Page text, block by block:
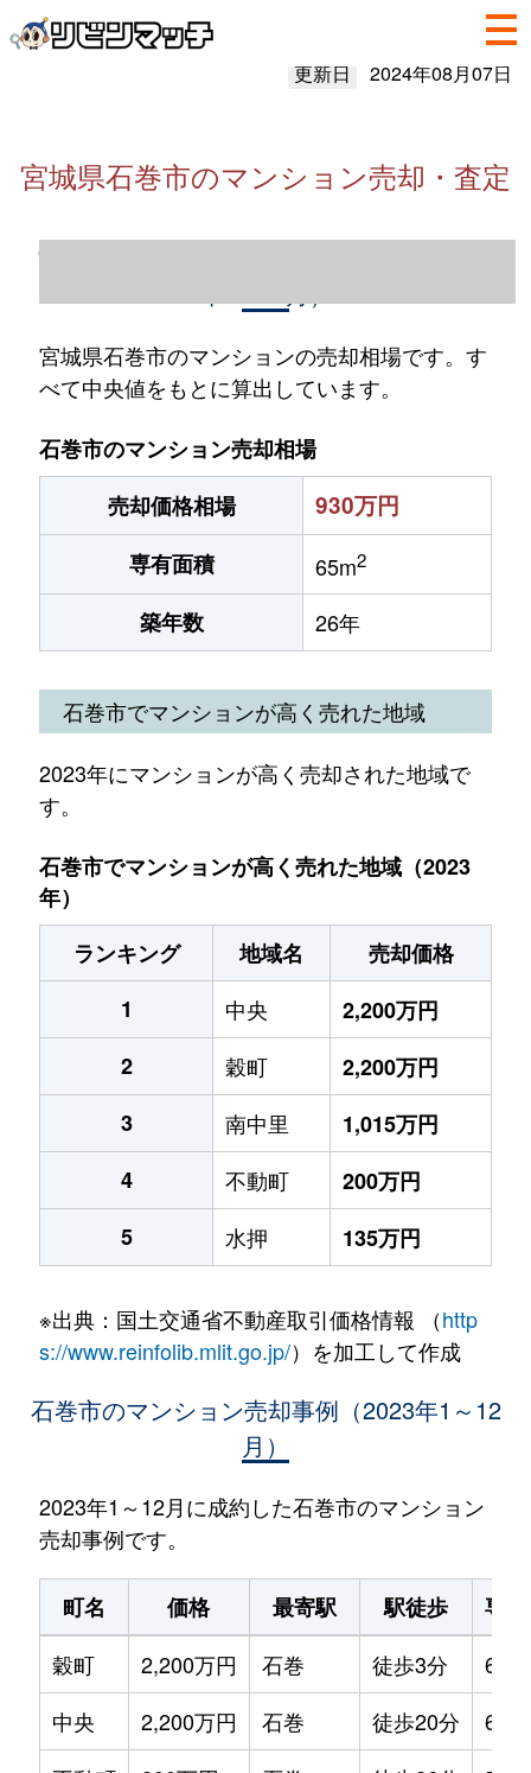
更新日 2024年08月07日
宮城県石巻市のマンション売却・査定
宮城県石巻市のマンション売却情報（2023
宮城県石巻市のマンションの売却相場です。す
べて中央値をもとに算出しています。
石巻市のマンション売却相場
売却価格相場
930万円
専有面積 65m2
築年数 26年
石巻市でマンションが高く売れた地域
2023年にマンションが高く売却された地域で
す。
石巻市でマンションが高く売れた地域（2023
年）
ランキング
地域名
売却価格
1
中央
2,200万円
2
穀町
2,200万円
3
南中里
1,015万円
4
不動町
200万円
5
水押 135万円
※出典：国土交通省不動産取引価格情報 （http
s://www.reinfolib.mlit.go.jp/）を加工して作成
石巻市のマンション売却事例（2023年1～12
月）
2023年1～12月に成約した石巻市のマンション
売却事例です。
町名 価格 最寄駅 駅徒歩
専
穀町
2,200万円 石巻 徒歩3分
中央
2,200万円 石巻 徒歩20分